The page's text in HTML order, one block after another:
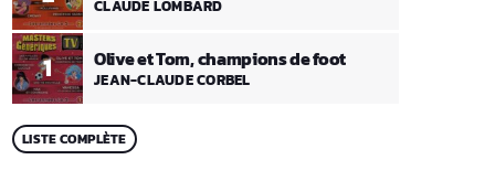
1 Olive et Tom, champions de foot
JEAN-CLAUDE CORBEL
CLAUDE LOMBARD
LISTE COMPLÈTE